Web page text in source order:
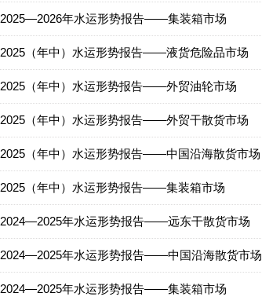
2025—2026年水运形势报告——集装箱市场
2025（年中）水运形势报告——液货危险品市场
2025（年中）水运形势报告——外贸油轮市场
2025（年中）水运形势报告——外贸干散货市场
2025（年中）水运形势报告——中国沿海散货市场
2025（年中）水运形势报告——集装箱市场
2024—2025年水运形势报告——远东干散货市场
2024—2025年水运形势报告——中国沿海散货市场
2024—2025年水运形势报告——集装箱市场